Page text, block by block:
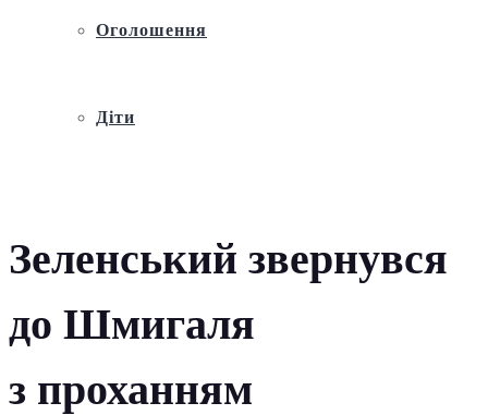
Оголошення
Діти
Зеленський звернувся
до Шмигаля
з проханням